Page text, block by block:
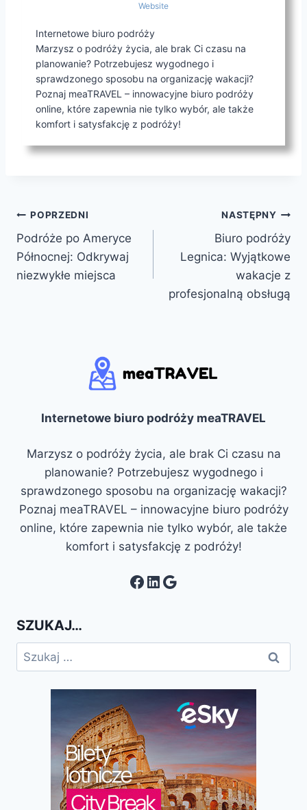
Website
Internetowe biuro podróży
Marzysz o podróży życia, ale brak Ci czasu na
planowanie? Potrzebujesz wygodnego i
sprawdzonego sposobu na organizację wakacji?
Poznaj meaTRAVEL – innowacyjne biuro podróży
online, które zapewnia nie tylko wybór, ale także
komfort i satysfakcję z podróży!
Nawigacja
wpisu
POPRZEDNI
Podróże po Ameryce
Północnej: Odkrywaj
niezwykłe miejsca
NASTĘPNY
Biuro podróży
Legnica: Wyjątkowe
wakacje z
profesjonalną obsługą
Internetowe biuro podróży meaTRAVEL
Marzysz o podróży życia, ale brak Ci czasu na
planowanie? Potrzebujesz wygodnego i
sprawdzonego sposobu na organizację wakacji?
Poznaj meaTRAVEL – innowacyjne biuro podróży
online, które zapewnia nie tylko wybór, ale także
komfort i satysfakcję z podróży!
Facebook
LinkedIn
Google
SZUKAJ…
Szukaj: